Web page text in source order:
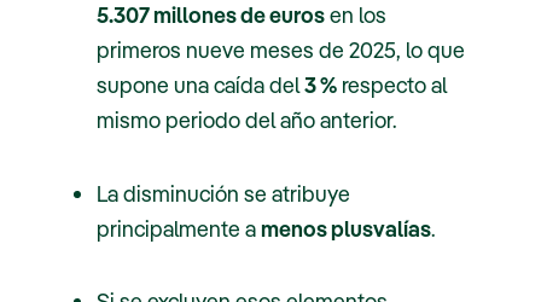
5.307 millones de eurosen los
primeros nueve meses de 2025, lo que
supone una caída del3 % respecto al
mismo periodo del año anterior.
La disminución se atribuye
principalmente amenos plusvalías.